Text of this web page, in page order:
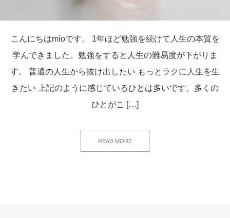
こんにちはmioです。 1年ほど勉強を続けて人生の本質を
学んできました。勉強をすると人生の難易度が下がりま
す。 普通の人生から抜け出したい もっとラクに人生を生
きたい 上記のように感じているひとは多いです。多くの
ひとがこ […]
READ MORE